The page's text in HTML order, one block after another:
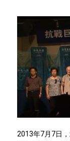
2013年7月7日